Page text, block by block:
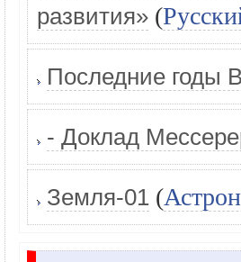
развития» (
Последние годы
- Доклад
Земля-01 (